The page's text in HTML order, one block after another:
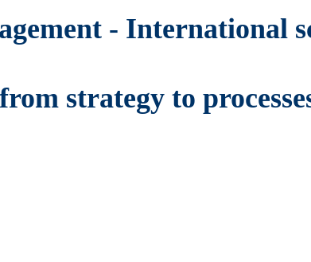
- International
strategy to